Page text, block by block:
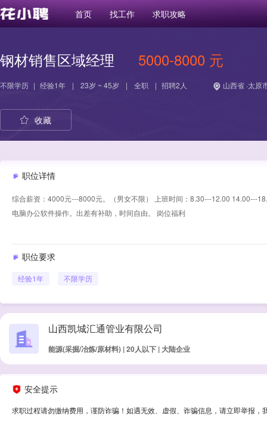
首页 找工作 求职攻略
钢材销售区域经理 5000-8000 元
不限学历 | 经验1年 | 23岁 ~ 45岁 | 全职 | 招聘2人 山西省 ·太原
收藏
职位详情
综合薪资：4000元---8000元。（男女不限） 上班时间：8.30---12.00 14.00---
电脑办公软件操作。出差有补助，时间自由。 岗位福利
职位要求
经验1年 不限学历
山西凯城汇通管业有限公司
能源(采掘/冶炼/原材料) | 20人以下 | 大陆企业
安全提示
求职过程请勿缴纳费用，谨防诈骗！如遇无效、虚假、诈骗信息，请立即举报，